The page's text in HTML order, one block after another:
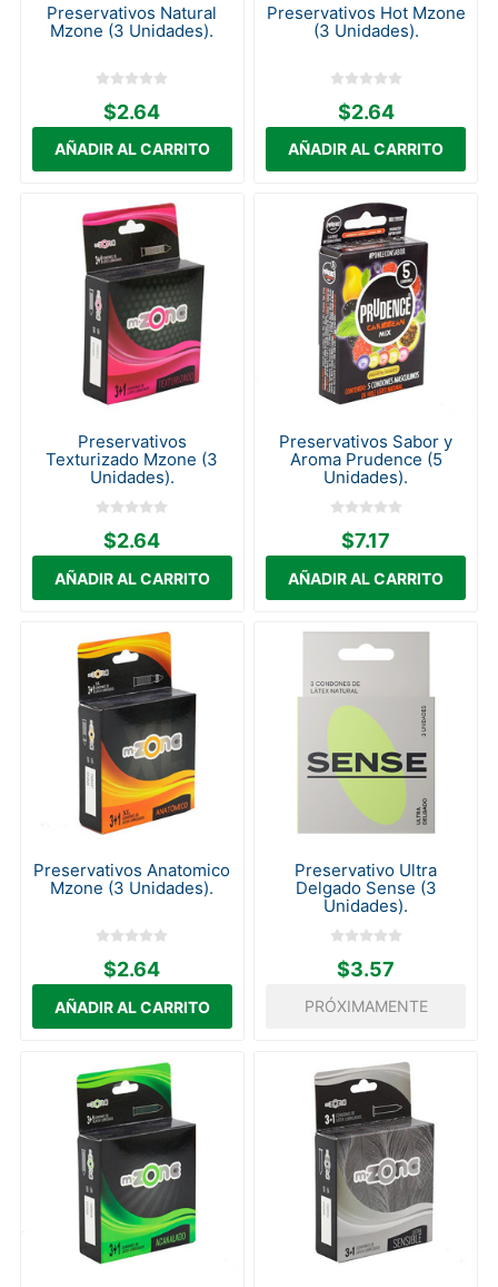
Preservativos Natural
Mzone (3 Unidades).
$2.64
Preservativos Hot Mzone
(3 Unidades).
$2.64
Preservativos
Texturizado Mzone (3
Unidades).
$2.64
Preservativos Sabor y
Aroma Prudence (5
Unidades).
$7.17
Preservativos Anatomico
Mzone (3 Unidades).
$2.64
Preservativo Ultra
Delgado Sense (3
Unidades).
$3.57
PRÓXIMAMENTE